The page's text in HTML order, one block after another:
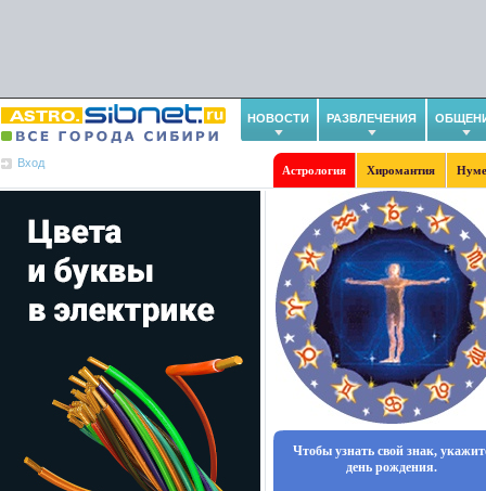
НОВОСТИ РАЗВЛЕЧЕНИЯ
Вход
Астрология Хиромантия
Чтобы узнать свой знак,
день рождения.